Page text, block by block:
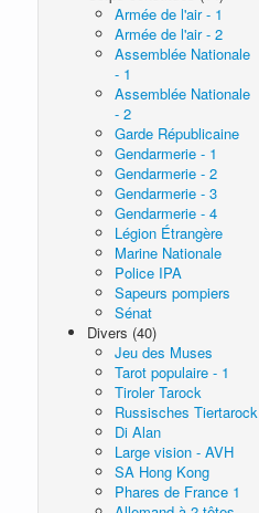
Armée de l'air - 1
Armée de l'air - 2
Assemblée Nationale
- 1
Assemblée Nationale
- 2
Garde Républicaine
Gendarmerie - 1
Gendarmerie - 2
Gendarmerie - 3
Gendarmerie - 4
Légion Étrangère
Marine Nationale
Police IPA
Sapeurs pompiers
Sénat
Divers (40)
Jeu des Muses
Tarot populaire - 1
Tiroler Tarock
Russisches Tiertarock
Di Alan
Large vision - AVH
SA Hong Kong
Phares de France 1